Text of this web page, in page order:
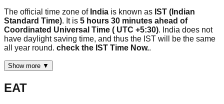
The official time zone of India is known as IST (Indian
Standard Time). It is 5 hours 30 minutes ahead of
Coordinated Universal Time ( UTC +5:30). India does not
have daylight saving time, and thus the IST will be the same
all year round. check the IST Time Now..
Show more ▼
EAT